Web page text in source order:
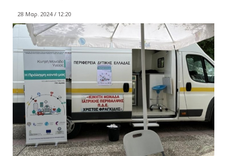
28 Μαρ. 2024 / 12:20